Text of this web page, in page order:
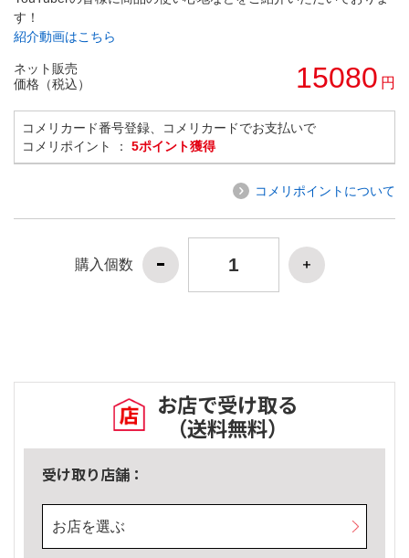
す！
紹介動画はこちら
ネット販売
価格（税込）
15080 円
コメリカード番号登録、コメリカードでお支払いで
コメリポイント ： 5ポイント獲得
コメリポイントについて
購入個数
お店で受け取る
（送料無料）
受け取り店舗：
お店を選ぶ